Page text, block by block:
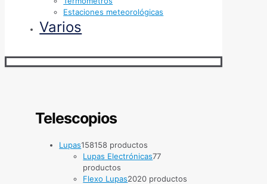
Estaciones meteorológicas
Varios
Telescopios
Lupas158158 productos
Lupas Electrónicas77
productos
Flexo Lupas2020 productos